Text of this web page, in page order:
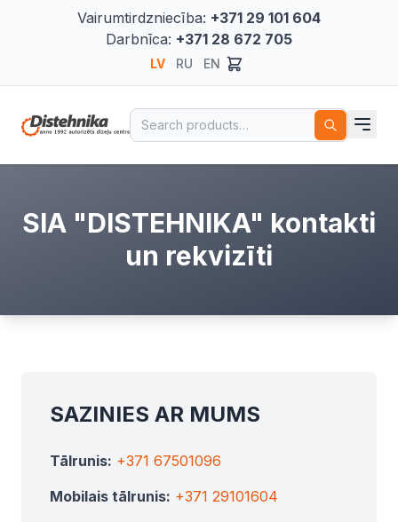
Vairumtirdzniecība: +371 29 101 604
Darbnīca: +371 28 672 705
LV RU EN
Search for:
SIA "DISTEHNIKA" kontakti
un rekvizīti
SAZINIES AR MUMS
Tālrunis: +371 67501096
Mobilais tālrunis: +371 29101604